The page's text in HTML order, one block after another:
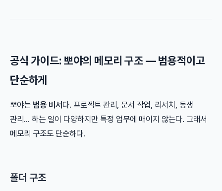
공식 가이드: 뽀야의 메모리 구조 — 범용적이고
단순하게
뽀야는 범용 비서 다. 프로젝트 관리, 문서 작업, 리서치, 동생
관리… 하는 일이 다양하지만 특정 업무에 매이지 않는다. 그래서
메모리 구조도 단순하다.
폴더 구조